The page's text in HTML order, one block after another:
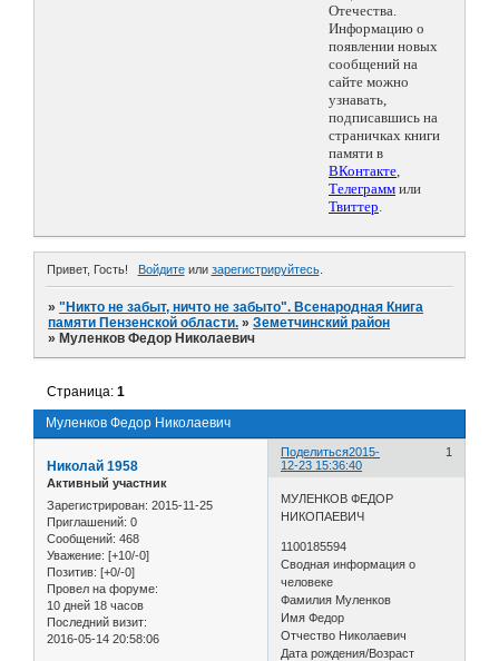
Отечества.
Информацию о
появлении новых
сообщений на
сайте можно
узнавать,
подписавшись на
страничках книги
памяти в
ВКонтакте,
Телеграмм или
Твиттер.
Привет, Гость! Войдитеили зарегистрируйтесь.
»"Никто не забыт, ничто не забыто". Всенародная Книга
памяти Пензенской области. »Земетчинский район
» Муленков Федор Николаевич
Муленков Федор Николаевич
Страница:1
Поделиться 1
2015-
12-23 15:36:40
Николай 1958
Активный участник
Зарегистрирован: 2015-11-25
Приглашений: 0
Сообщений: 468
Уважение: [+10/-0]
Позитив: [+0/-0]
Провел на форуме:
10 дней 18 часов
Последний визит:
2016-05-14 20:58:06
МУЛЕНКОВ ФЕДОР
НИКОПАЕВИЧ
1100185594
Сводная информация о
человеке
Фамилия Муленков
Имя Федор
Отчество Николаевич
Дата рождения/Возраст